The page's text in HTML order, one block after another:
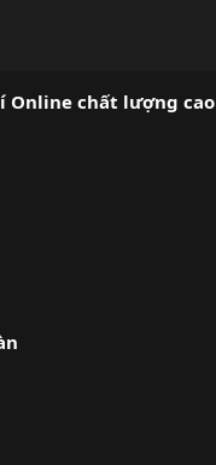
Online chất lượng cao